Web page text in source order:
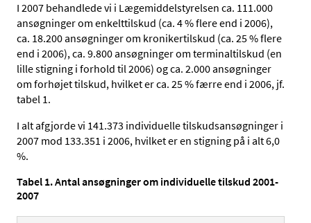
I 2007 behandlede vi i Lægemiddelstyrelsen ca. 111.000
ansøgninger om enkelttilskud (ca. 4 % flere end i 2006),
ca. 18.200 ansøgninger om kronikertilskud (ca. 25 % flere
end i 2006), ca. 9.800 ansøgninger om terminaltilskud (en
lille stigning i forhold til 2006) og ca. 2.000 ansøgninger
om forhøjet tilskud, hvilket er ca. 25 % færre end i 2006, jf.
tabel 1.
I alt afgjorde vi 141.373 individuelle tilskudsansøgninger i
2007 mod 133.351 i 2006, hvilket er en stigning på i alt 6,0
%.
Tabel 1. Antal ansøgninger om individuelle tilskud 2001-
2007